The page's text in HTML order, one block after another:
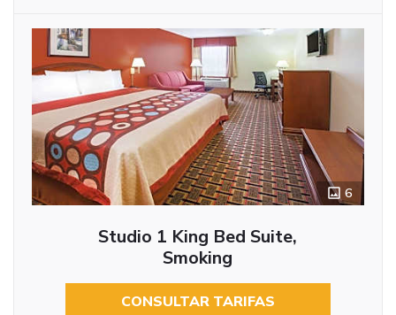
6
Studio 1 King Bed Suite,
Smoking
CONSULTAR TARIFAS